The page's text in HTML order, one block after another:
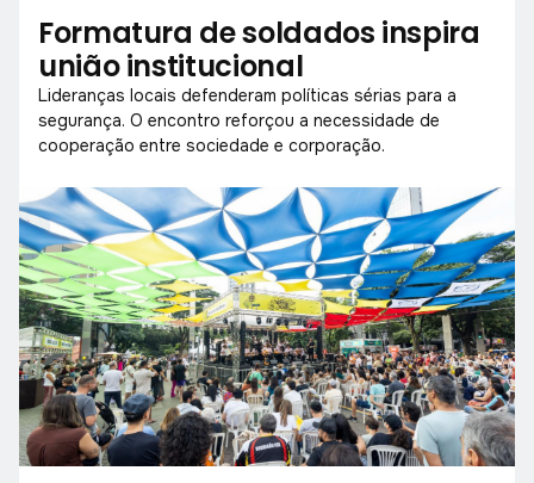
Formatura de soldados inspira
união institucional
Lideranças locais defenderam políticas sérias para a
segurança. O encontro reforçou a necessidade de
cooperação entre sociedade e corporação.